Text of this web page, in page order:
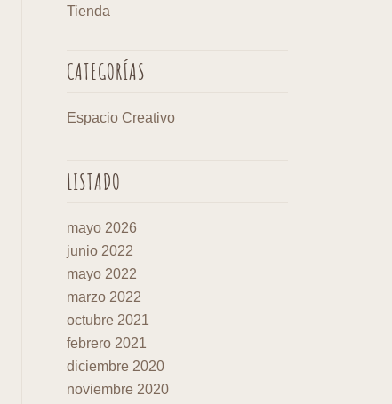
Tienda
CATEGORÍAS
Espacio Creativo
LISTADO
mayo 2026
junio 2022
mayo 2022
marzo 2022
octubre 2021
febrero 2021
diciembre 2020
noviembre 2020